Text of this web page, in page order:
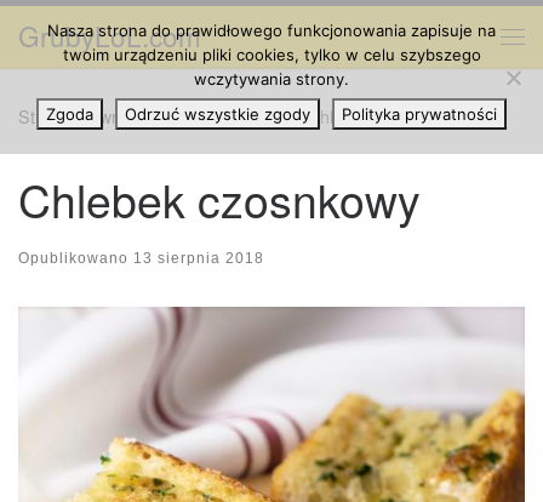
Przejdź do treści
GrubyLoL.com
Strona główna » Kuchnia Konopna » Chlebek czosnkowy
Chlebek czosnkowy
Opublikowano 13 sierpnia 2018
Nasza strona do prawidłowego funkcjonowania zapisuje na
twoim urządzeniu pliki cookies, tylko w celu szybszego
wczytywania strony.
Zgoda
Odrzuć wszystkie zgody Polityka prywatności